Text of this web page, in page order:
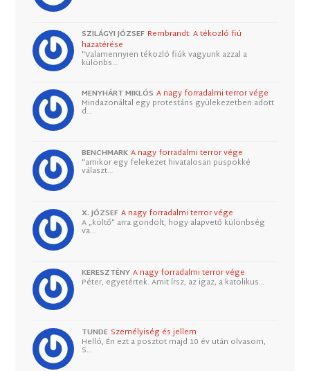
SZILÁGYI JÓZSEF Rembrandt: A tékozló fiú
hazatérése
"Valamennyien tékozló fiúk vagyunk azzal a
különbs…
MENYHÁRT MIKLÓS A nagy forradalmi terror vége
Mindazonáltal egy protestáns gyülekezetben adott
d…
BENCHMARK A nagy forradalmi terror vége
"amikor egy felekezet hivatalosan püspökké
választ…
X. JÓZSEF A nagy forradalmi terror vége
A „költő” arra gondolt, hogy alapvető különbség
va…
KERESZTÉNY A nagy forradalmi terror vége
Péter, egyetértek. Amit írsz, az igaz, a katolikus…
TUNDE Személyiség és jellem
Helló, Én ezt a posztot majd 10 év után olvasom,
S…